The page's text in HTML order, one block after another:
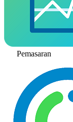
Pemasaran